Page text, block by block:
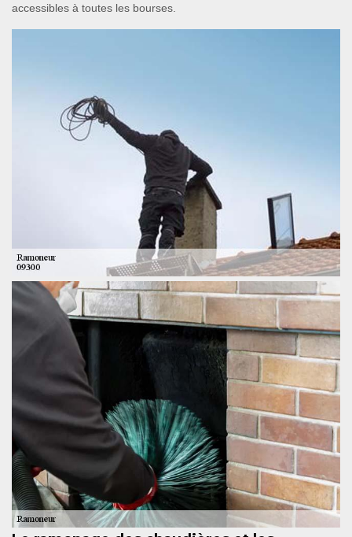
accessibles à toutes les bourses.